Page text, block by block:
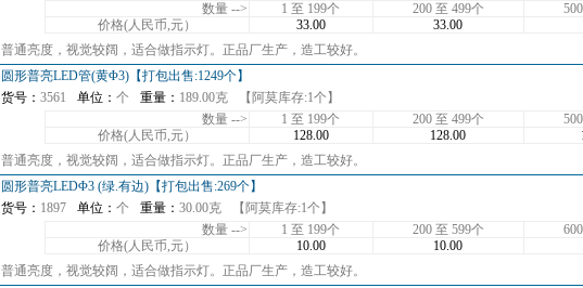
数量 -->
1 至 199个 200 至 499个
价格(人民币,元）
33.00 33.00
普通亮度，视觉较阔，适合做指示灯。正品厂生产，造工较好。
圆形普亮LED管(黄Φ3)【打包出售:1249个】
货号： 3561 单位： 个 重量： 189.00克
【阿莫库存:1个】
数量 -->
1 至 199个 200 至 499个
价格(人民币,元）
128.00 128.00
普通亮度，视觉较阔，适合做指示灯。正品厂生产，造工较好。
圆形普亮LEDΦ3 (绿.有边)【打包出售:269个】
货号： 1897 单位： 个 重量： 30.00克
【阿莫库存:1个】
数量 -->
1 至 199个 200 至 599个
价格(人民币,元）
10.00 10.00
普通亮度，视觉较阔，适合做指示灯。正品厂生产，造工较好。